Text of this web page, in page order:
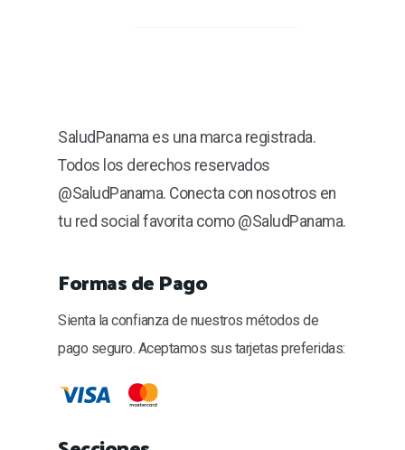
SaludPanama es una marca registrada.
Todos los derechos reservados
@SaludPanama. Conecta con nosotros en
tu red social favorita como @SaludPanama.
Formas de Pago
Sienta la confianza de nuestros métodos de
pago seguro. Aceptamos sus tarjetas preferidas: